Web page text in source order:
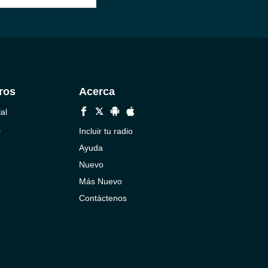
Acerca
Incluir tu radio
Ayuda
Nuevo
Más Nuevo
Contáctenos